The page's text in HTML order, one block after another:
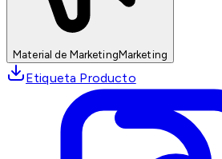
Material de MarketingMarketing
Etiqueta Producto